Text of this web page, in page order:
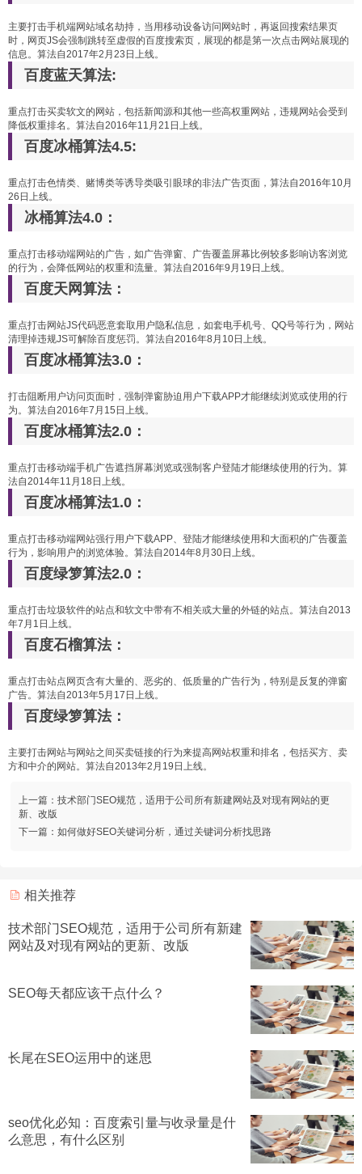
主要打击手机端网站域名劫持，当用移动设备访问网站时，再返回搜索结果页
时，网页JS会强制跳转至虚假的百度搜索页，展现的都是第一次点击网站展现的
信息。算法自2017年2月23日上线。
百度蓝天算法:
重点打击买卖软文的网站，包括新闻源和其他一些高权重网站，违规网站会受到
降低权重排名。算法自2016年11月21日上线。
百度冰桶算法4.5:
重点打击色情类、赌博类等诱导类吸引眼球的非法广告页面，算法自2016年10月
26日上线。
冰桶算法4.0：
重点打击移动端网站的广告，如广告弹窗、广告覆盖屏幕比例较多影响访客浏览
的行为，会降低网站的权重和流量。算法自2016年9月19日上线。
百度天网算法：
重点打击网站JS代码恶意套取用户隐私信息，如套电手机号、QQ号等行为，网站
清理掉违规JS可解除百度惩罚。算法自2016年8月10日上线。
百度冰桶算法3.0：
打击阻断用户访问页面时，强制弹窗胁迫用户下载APP才能继续浏览或使用的行
为。算法自2016年7月15日上线。
百度冰桶算法2.0：
重点打击移动端手机广告遮挡屏幕浏览或强制客户登陆才能继续使用的行为。算
法自2014年11月18日上线。
百度冰桶算法1.0：
重点打击移动端网站强行用户下载APP、登陆才能继续使用和大面积的广告覆盖
行为，影响用户的浏览体验。算法自2014年8月30日上线。
百度绿箩算法2.0：
重点打击垃圾软件的站点和软文中带有不相关或大量的外链的站点。算法自2013
年7月1日上线。
百度石榴算法：
重点打击站点网页含有大量的、恶劣的、低质量的广告行为，特别是反复的弹窗
广告。算法自2013年5月17日上线。
百度绿箩算法：
主要打击网站与网站之间买卖链接的行为来提高网站权重和排名，包括买方、卖
方和中介的网站。算法自2013年2月19日上线。
上一篇： 技术部门SEO规范，适用于公司所有新建网站及对现有网站的更
新、改版
下一篇： 如何做好SEO关键词分析，通过关键词分析找思路
相关推荐
技术部门SEO规范，适用于公司所有新建
网站及对现有网站的更新、改版
SEO每天都应该干点什么？
长尾在SEO运用中的迷思
seo优化必知：百度索引量与收录量是什
么意思，有什么区别